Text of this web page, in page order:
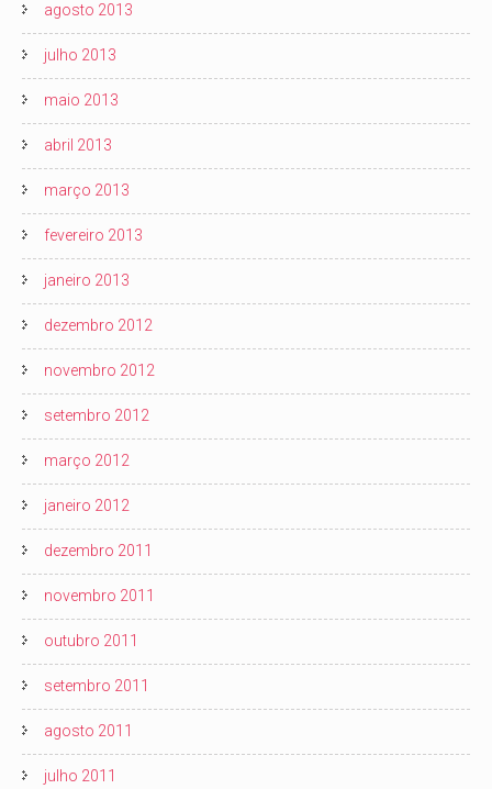
agosto 2013
julho 2013
maio 2013
abril 2013
março 2013
fevereiro 2013
janeiro 2013
dezembro 2012
novembro 2012
setembro 2012
março 2012
janeiro 2012
dezembro 2011
novembro 2011
outubro 2011
setembro 2011
agosto 2011
julho 2011